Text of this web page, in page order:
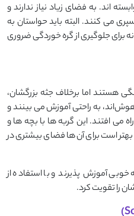
‌اند. به فضای زیاد نیاز ندارند و
می ‌کنند. البته باید حواستان به
برای جلوگیری از گره‌ خوردگی ضروری
هستند اما برخلاف جثه‌ بزرگشان،
به ‌راحتی آموزش می ‌بینند و
می ‌افتند. این گربه‌ ها با بچه ‌ها و
بهتر است برای آن ‌ها فضای بیشتری در
آموزش‌ پذیرند و با استفاده از
را تقویت کرد.